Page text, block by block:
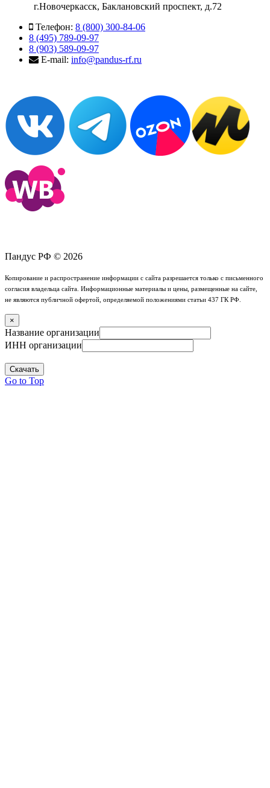
г.Новочеркасск, Баклановский проспект, д.72
Телефон: 8 (800) 300-84-06
8 (495) 789-09-97
8 (903) 589-09-97
E-mail: info@pandus-rf.ru
Пандус РФ © 2026
Копирование и распространение информации с сайта разрешается только с письменного
согласия владельца сайта. Информационные материалы и цены, размещенные на сайте,
не являются публичной офертой, определяемой положениями статьи 437 ГК РФ.
×
Название организации
ИНН организации
Скачать
Go to Top